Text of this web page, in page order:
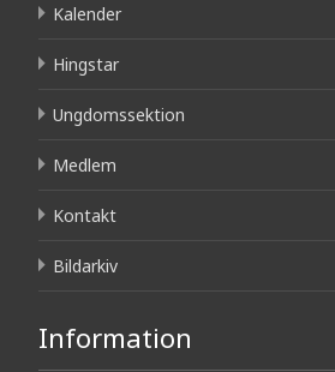
Kalender
Hingstar
Ungdomssektion
Medlem
Kontakt
Bildarkiv
Information